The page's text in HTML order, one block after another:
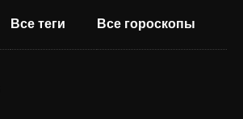
Все теги Все гороскопы